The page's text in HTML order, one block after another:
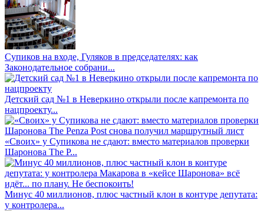
Супиков на входе, Гуляков в председателях: как
Законодательное собрани...
Детский сад №1 в Неверкино открыли после капремонта по
нацпроекту...
«Своих» у Супикова не сдают: вместо материалов проверки
Шаронова The P...
Минус 40 миллионов, плюс частный клон в контуре депутата:
у контролера...